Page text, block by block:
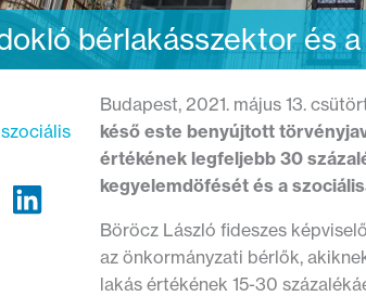
bérlakásszektor és
szociális
Budapest, 2021. május 13.
késő este benyújtott
értékének legfeljebb 30
kegyelemdöfését és a
Böröcz László fideszes
az önkormányzati bérlők,
lakás értékének 15-30